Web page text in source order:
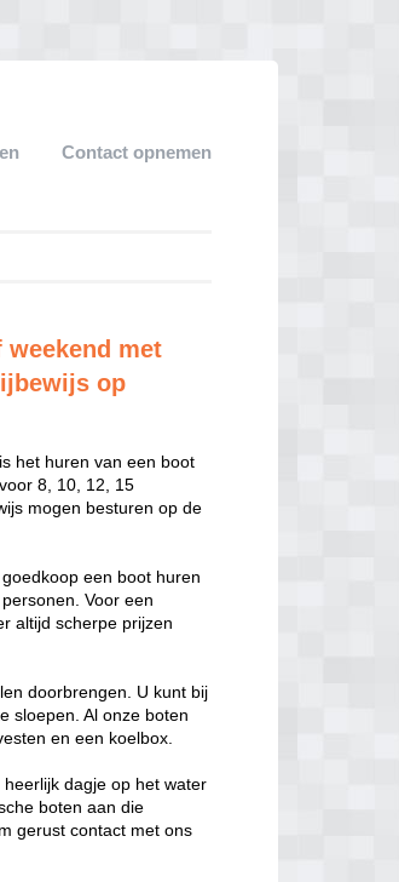
Contact opnemen
met
op
het huren van een boot
8, 10, 12, 15
mogen besturen op de
een boot huren
Voor een
altijd scherpe prijzen
doorbrengen. U kunt bij
sloepen. Al onze boten
en een koelbox.
dagje op het water
boten aan die
gerust contact met ons